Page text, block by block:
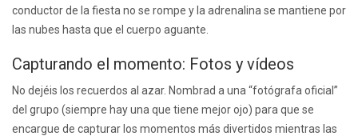
conductor de la fiesta no se rompe y la adrenalina se mantiene por
las nubes hasta que el cuerpo aguante.
Capturando el momento: Fotos y vídeos
No dejéis los recuerdos al azar. Nombrad a una “fotógrafa oficial”
del grupo (siempre hay una que tiene mejor ojo) para que se
encargue de capturar los momentos más divertidos mientras las